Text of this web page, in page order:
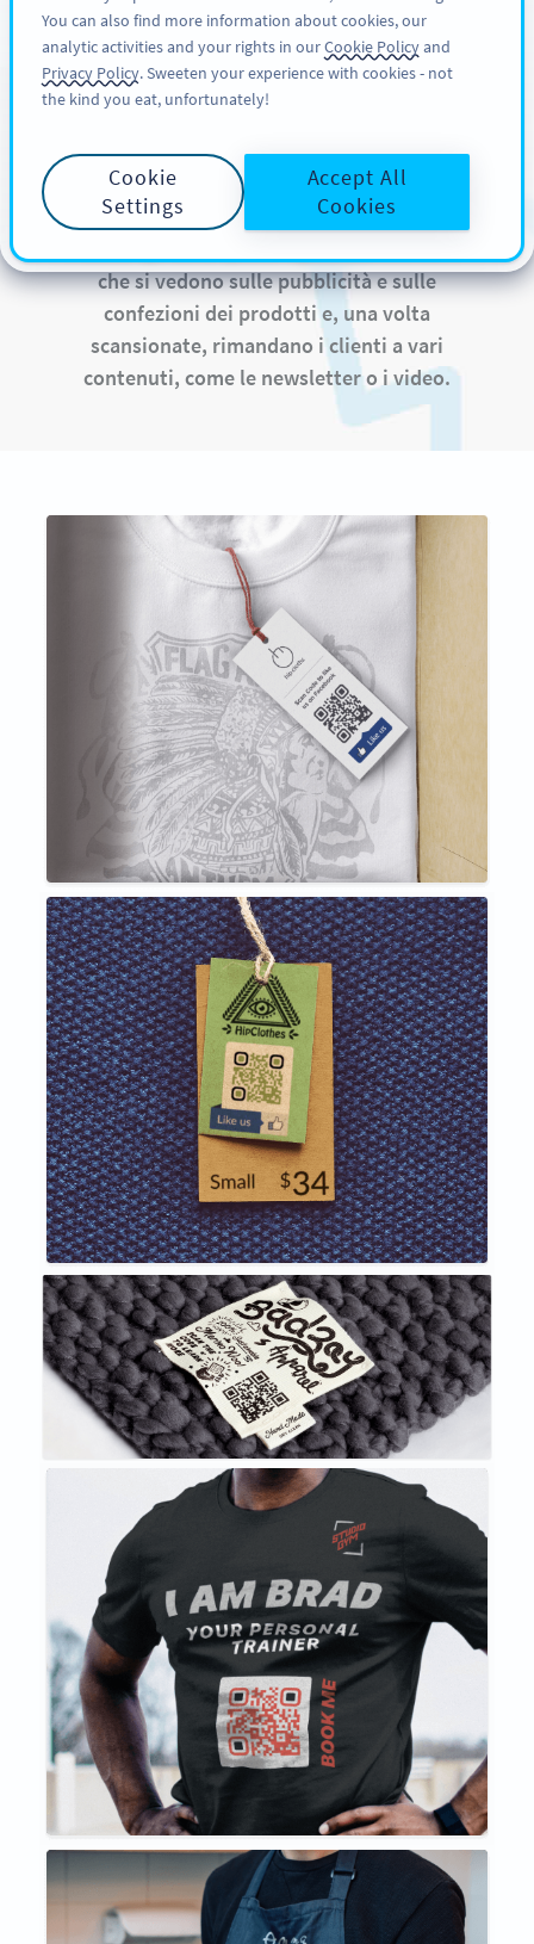
REGISTRATI
sui Tessuti
che si vedono sulle pubblicità e sulle
confezioni dei prodotti e, una volta
scansionate, rimandano i clienti a vari
contenuti, come le newsletter o i video.
You can also find more information about cookies, our
analytic activities and your rights in ourCookie Policyand
Privacy Policy. Sweeten your experience with cookies - not
the kind you eat, unfortunately!
Cookie
Settings
Accept All
Cookies